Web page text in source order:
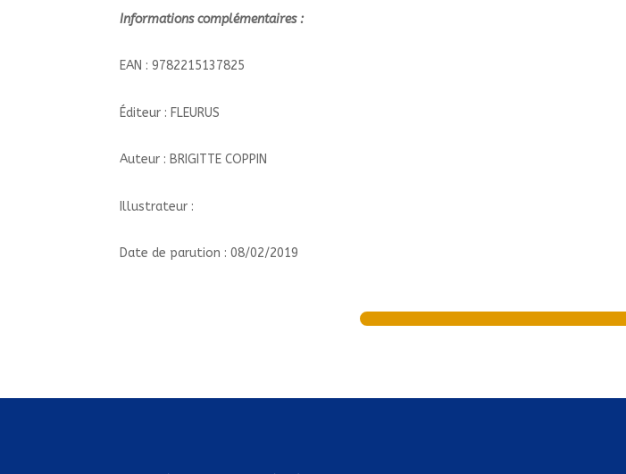
Informations complémentaires :
EAN : 9782215137825
Éditeur : FLEURUS
Auteur : BRIGITTE COPPIN
Illustrateur :
Date de parution : 08/02/2019